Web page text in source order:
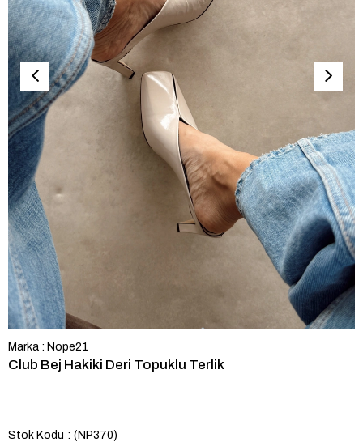
Marka : Nope21
Club Bej Hakiki Deri Topuklu Terlik
Stok Kodu (NP370)